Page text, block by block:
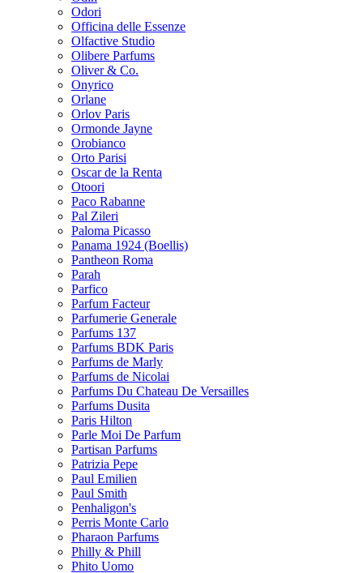
Odori
Officina delle Essenze
Olfactive Studio
Olibere Parfums
Oliver & Co.
Onyrico
Orlane
Orlov Paris
Ormonde Jayne
Orobianco
Orto Parisi
Oscar de la Renta
Otoori
Paco Rabanne
Pal Zileri
Paloma Picasso
Panama 1924 (Boellis)
Pantheon Roma
Parah
Parfico
Parfum Facteur
Parfumerie Generale
Parfums 137
Parfums BDK Paris
Parfums de Marly
Parfums de Nicolai
Parfums Du Chateau De Versailles
Parfums Dusita
Paris Hilton
Parle Moi De Parfum
Partisan Parfums
Patrizia Pepe
Paul Emilien
Paul Smith
Penhaligon's
Perris Monte Carlo
Pharaon Parfums
Philly & Phill
Phito Uomo